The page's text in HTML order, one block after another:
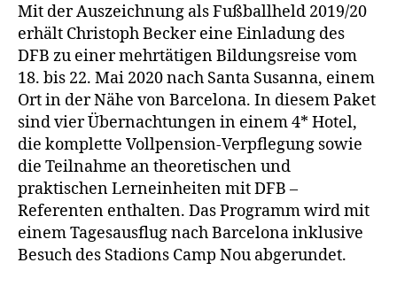
Mit der Auszeichnung als Fußballheld 2019/20
erhält Christoph Becker eine Einladung des
DFB zu einer mehrtätigen Bildungsreise vom
18. bis 22. Mai 2020 nach Santa Susanna, einem
Ort in der Nähe von Barcelona. In diesem Paket
sind vier Übernachtungen in einem 4* Hotel,
die komplette Vollpension-Verpflegung sowie
die Teilnahme an theoretischen und
praktischen Lerneinheiten mit DFB –
Referenten enthalten. Das Programm wird mit
einem Tagesausflug nach Barcelona inklusive
Besuch des Stadions Camp Nou abgerundet.